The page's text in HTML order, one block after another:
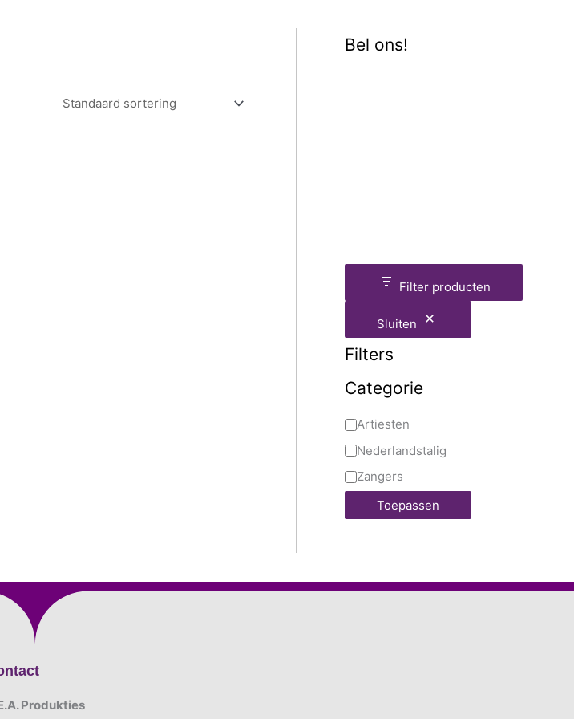
Bel ons!
Filter producten
Sluiten
Filters
Categorie
Artiesten
Nederlandstalig
Zangers
Toepassen
Produkties